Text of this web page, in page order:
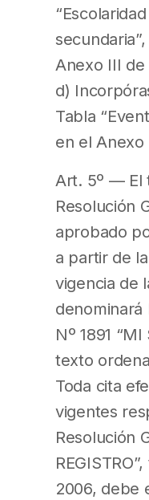
Anexo III
d)
Tabla
en el
Art. 5º — El
Resolución
aprobado
a partir de
vigencia de
denominará
Nº 1891
texto
Toda cita
vigentes
Resolución
2006, debe